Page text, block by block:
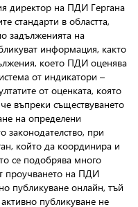
директор на ПДИ Гергана
стандарти в областта,
задълженията на
информация, както
което ПДИ оценява
от индикатори –
от оценката, която
въпреки съществуването
на определени
законодателство, при
който да координира и
се подобрява много
проучването на ПДИ
публикуване онлайн, тъй
публикуване не